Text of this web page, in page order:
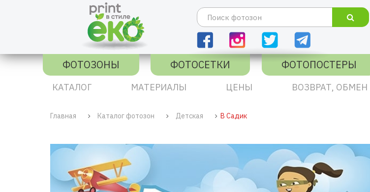
ФОТОЗОНЫ
ФОТОСЕТКИ ФОТОПОСТЕРЫ
КАТАЛОГ МАТЕРИАЛЫ ЦЕНЫ ВОЗВРАТ, ОБМЕН
Главная Каталог фотозон Детская В Садик